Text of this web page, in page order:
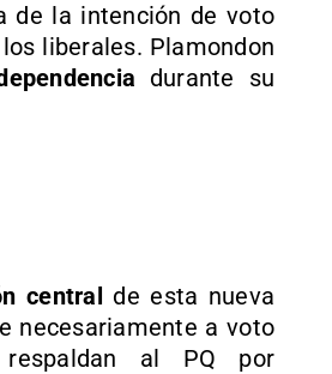
de la intención de voto
liberales. Plamondon
durante su
central de esta nueva
necesariamente a voto
respaldan al PQ por